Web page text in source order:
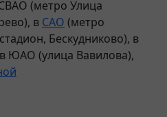
(метро Улица
в САО (метро
Бескудниково), в
ЮАО (улица Вавилова),